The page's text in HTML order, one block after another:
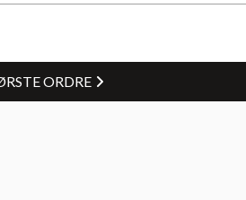
ORDRE